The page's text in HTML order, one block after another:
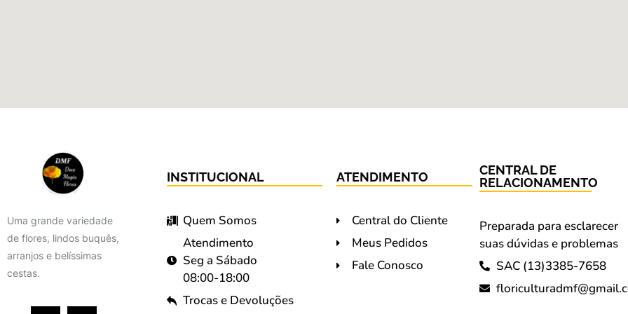
Uma grande variedade
de flores, lindos buquês,
arranjos e belíssimas
cestas.
INSTITUCIONAL
Quem Somos
Atendimento
Seg a Sábado
08:00-18:00
Trocas e Devoluções
ATENDIMENTO
Central do Cliente
Meus Pedidos
Fale Conosco
CENTRAL DE
RELACIONAMENTO
Preparada para esclarecer
suas dúvidas e problemas
SAC (13)3385-7658